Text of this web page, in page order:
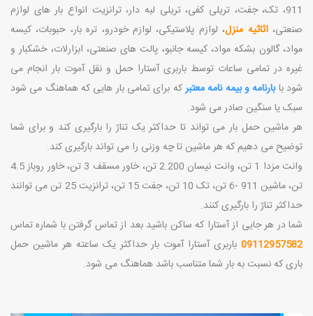
911، تک، جفت، تریلی کفی، تریلی لبه دار، ترانزیت انواع بار های لوازم
صنعتی،اثاثیه منزل، لوازم پلاستیکی، لوازم خودرو، تره بار، حبوبات، کیسه
مواد، گالون بشکه مواد، کیسه جانبو، پالت های صنعتی، ابزارلات، خشکبار و
غیره در تمامی ساعات توسط باربری آستارا حمل و نقل آموت بار انجام می
شود بابارنامه و بیمه نامه معتبرکه برای تمامی بار هایی که هماهنگ می شود
سبک یا سنگین صادر می شود.
هر ماشین حمل بار می تواند تا حداکثر یک تناژ را بارگیری کند و برای شما
توضیح می دهیم که هر ماشین تا چه وزنی را می تواند بارگیری کند.
وانت مزدا 1 تن، وانت نیسان 2.200 تن، خاور مسقف 3 تن، خاور روباز 4.5
تن، ماشین 911 -6 تن، تک 10 تن، جفت 15 تن، ترانزیت 25 تن می توانند
حداکثر تناژ را بارگیری کنند.
شما در هر جایی از آستارا که ساکن باشید بعد از تماس گرفتن با شماره تماس
09112957582 باربری آستارا آموت بار حداکثر یک ساعته هر ماشین حمل
باری که نسبت به بار شما متناسب باشد هماهنگ می شود.